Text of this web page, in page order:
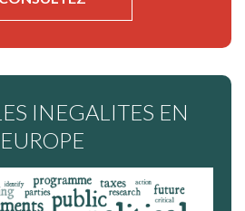
INEGALITES EN
EUROPE